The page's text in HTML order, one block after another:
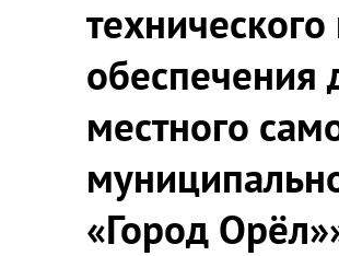
обеспечения
местного
«Город